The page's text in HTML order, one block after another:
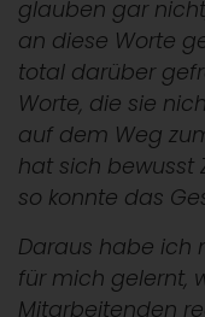
glauben gar
an diese Worte
total darüber
Worte, die sie
auf dem Weg
hat sich bewusst
so konnte das
Daraus habe ich
für mich gelernt,
Mitarbeitenden